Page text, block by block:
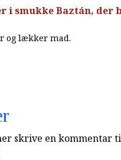
i smukke Baztán, der
og lækker mad.
skrive en kommentar